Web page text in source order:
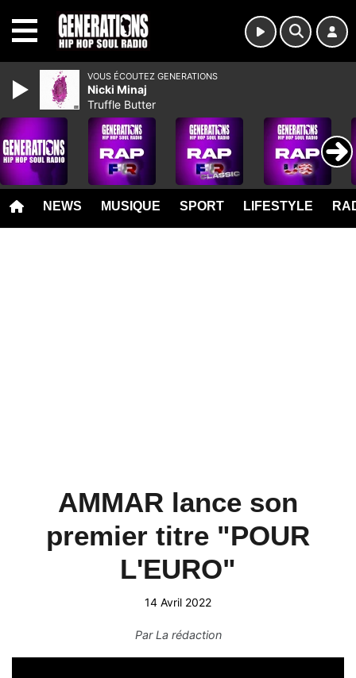
NEWS MUSIQUE SPORT LIFESTYLE
AMMAR lance son
premier titre "POUR
L'EURO"
14 Avril 2022
ParLa rédaction
VOUS ÉCOUTEZ GENERATIONS
Nicki Minaj
Truffle Butter